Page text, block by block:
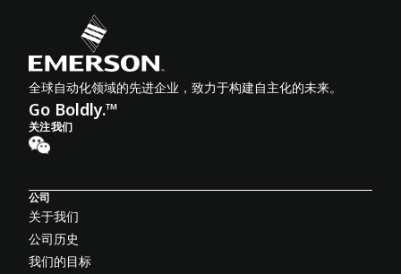
全球自动化领域的先进企业，致力于构建自主化的未来。
Go Boldly.™
关注我们
公司
关于我们
公司历史
我们的目标